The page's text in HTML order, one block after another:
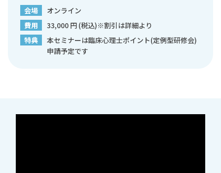
会場
オンライン
費用
33,000 円 (税込)※割引は詳細より
特典
本セミナーは臨床心理士ポイント(定例型研修会)
申請予定です